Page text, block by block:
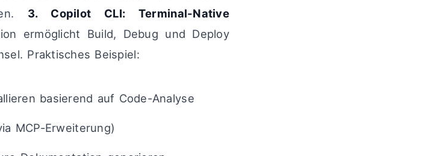
3. Copilot CLI: Terminal-Native
ermöglicht Build, Debug und Deploy
Praktisches Beispiel:
basierend auf Code-Analyse
MCP-Erweiterung)